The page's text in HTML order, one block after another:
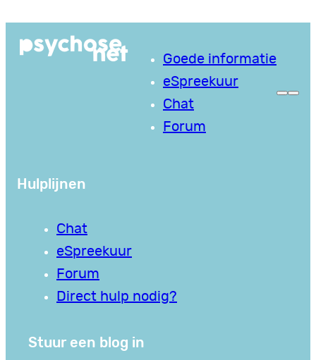
naar
Goede informatie
eSpreekuur
Chat
Forum
Hulplijnen
Chat
eSpreekuur
Forum
Direct hulp nodig?
Stuur een blog in